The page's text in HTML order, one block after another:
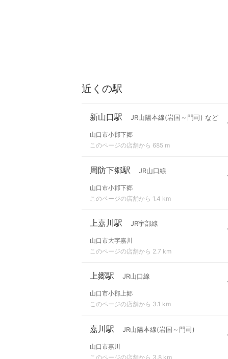
近くの駅
新山口駅 JR山陽本線(岩国～門司) など
山口市小郡下郷
このページの店舗から 685 m
周防下郷駅 JR山口線
山口市小郡下郷
このページの店舗から 1.4 km
上嘉川駅 JR宇部線
山口市大字嘉川
このページの店舗から 2.7 km
上郷駅 JR山口線
山口市小郡上郷
このページの店舗から 3.1 km
嘉川駅 JR山陽本線(岩国～門司)
山口市嘉川
このページの店舗から 3.8 km